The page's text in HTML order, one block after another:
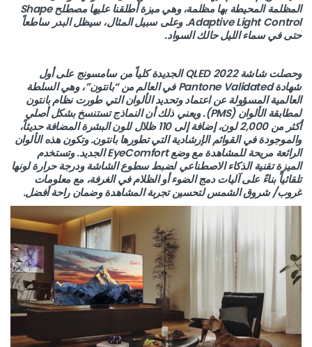
المظلمة المحيطة بها مظلمة، وهي ميزة أطلقنا عليها مصطلح Shape
Adaptive Light Control. وعلى سبيل المثال، سيظل البدر ساطعاً
حتى في سماء الليل حالك السواد.
وحصلت شاشة QLED 2022 الجديدة كلياً من سامسونج على أول
شهادة Pantone Validated في العالم من “بانتون”، وهي السلطة
العالمية المسؤولة عن اعتماد وتحديد الألوان التي طورت نظام بانتون
لمطابقة الألوان (PMS). ويعني ذلك أن النماذج تستنسخ بشكل أصلي
أكثر من 2,000 لون، إضافة إلى 110 ظلال للون البشرة المضافة حديثاً،
والموجودة في القوائم الإرشادية التي تطورها بانتون. وتكون هذه الألوان
الرائعة مريحة للمشاهدة مع وضع EyeComfort الجديد. وتستخدم
الميزة تقنية الذكاء الاصطناعي لضبط سطوع الشاشة ودرجة حرارة لونها
تلقائياً بناءً على آليات دمج الضوء أو الظلام في الغرفة، مع معلومات
غروب/ شروق الشمس لتحسين تجربة المشاهدة وضمان راحة أفضل.